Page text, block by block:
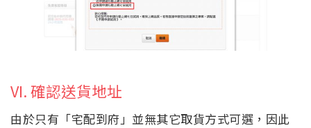
VI. 確認送貨地址
由於只有「宅配到府」並無其它取貨方式可選，因此